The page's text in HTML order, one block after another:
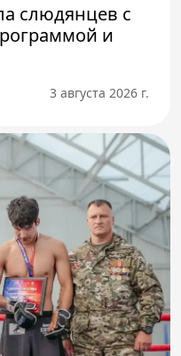
слюдянцев с
и
3 августа 2026 г.